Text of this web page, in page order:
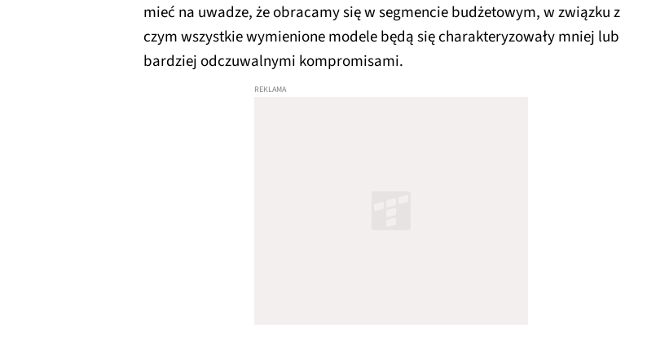
mieć na uwadze, że obracamy się w segmencie budżetowym, w związku z
czym wszystkie wymienione modele będą się charakteryzowały mniej lub
bardziej odczuwalnymi kompromisami.